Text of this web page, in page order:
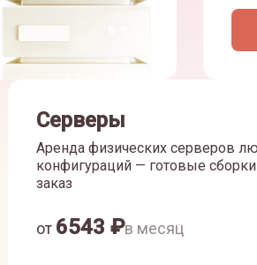
Серверы
Аренда физических серверов
конфигураций — готовые
заказ
от 6543 ₽в месяц